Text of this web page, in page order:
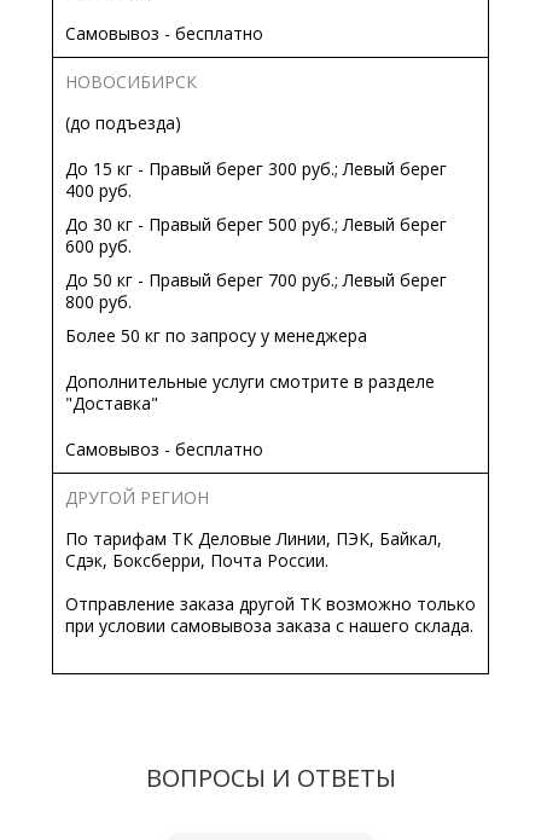
Самовывоз - бесплатно
НОВОСИБИРСК
(до подъезда)
До 15 кг - Правый берег 300 руб.; Левый берег
400 руб.
До 30 кг - Правый берег 500 руб.; Левый берег
600 руб.
До 50 кг - Правый берег 700 руб.; Левый берег
800 руб.
Более 50 кг по запросу у менеджера
Дополнительные услуги смотрите в разделе
"Доставка"
Самовывоз - бесплатно
ДРУГОЙ РЕГИОН
По тарифам ТК Деловые Линии, ПЭК, Байкал,
Сдэк, Боксберри, Почта России.
Отправление заказа другой ТК возможно только
при условии самовывоза заказа с нашего склада.
ВОПРОСЫ И ОТВЕТЫ